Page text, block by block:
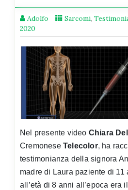
Adolfo Sarcomi,
2020
Nel presente video Chiara
Cremonese Telecolor, ha
testimonianza della signora
madre di Laura paziente di 11
all’età di 8 anni all’epoca era